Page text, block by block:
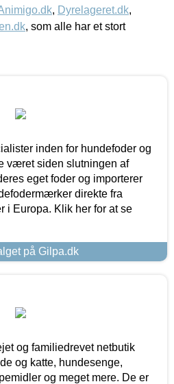
, Dyrelageret.dk,
, som alle har et stort
inden for hundefoder og
været siden slutningen af
eget foder og importerer
direkte fra
i Europa. Klik her for at se
på Gilpa.dk
og familiedrevet netbutik
og katte, hundesenge,
og meget mere. De er